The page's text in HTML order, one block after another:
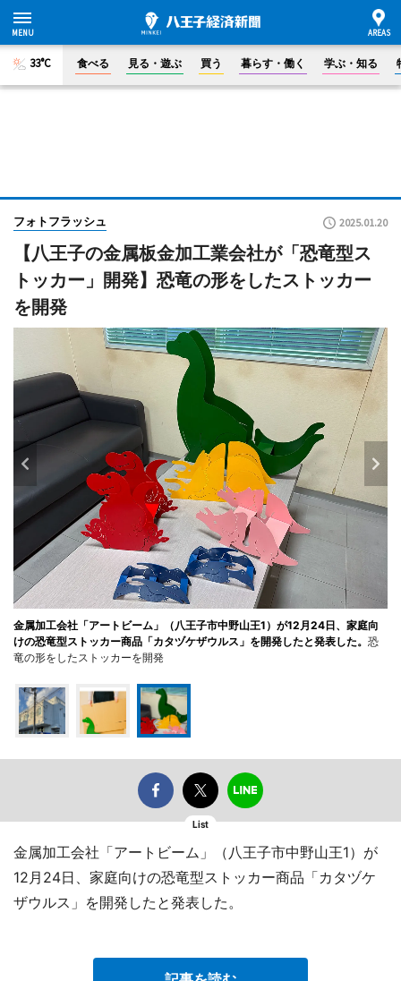
33°C 食べる 見る・遊ぶ 買う 暮らす・働く 学ぶ・知る
フォトフラッシュ 2025.01.20
【八王子の金属板金加工業会社が「恐竜型ス
トッカー」開発】恐竜の形をしたストッカー
を開発
金属加工会社「アートビーム」（八王子市中野山王1）が12月24日、家庭向
けの恐竜型ストッカー商品「カタヅケザウルス」を開発したと発表した。 恐
竜の形をしたストッカーを開発
List
金属加工会社「アートビーム」（八王子市中野山王1）が
12月24日、家庭向けの恐竜型ストッカー商品「カタヅケ
ザウルス」を開発したと発表した。